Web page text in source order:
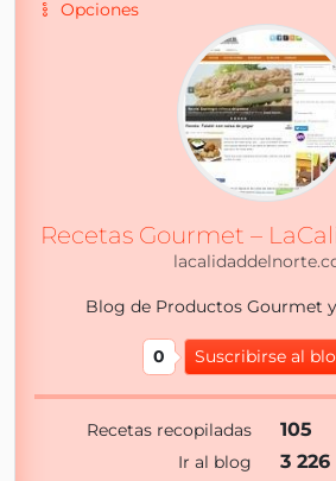
Opciones
Recetas Gourmet –
Blog de Productos Gourmet
0 Suscribirse al
Recetas recopiladas 105
Ir al blog 3 226